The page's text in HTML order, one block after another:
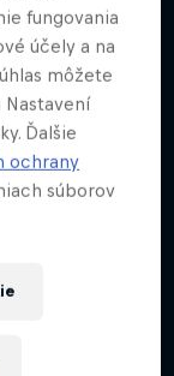
fungovania
účely a na
môžete
Ďalšie
ochrany
súborov